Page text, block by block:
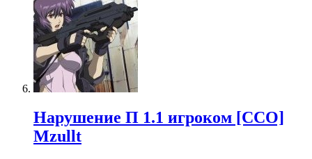
Нарушение П 1.1 игроком [CCO]
Mzullt